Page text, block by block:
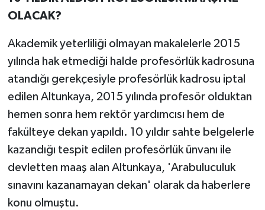
OLACAK?
Akademik yeterliliği olmayan makalelerle 2015
yılında hak etmediği halde profesörlük kadrosuna
atandığı gerekçesiyle profesörlük kadrosu iptal
edilen Altunkaya, 2015 yılında profesör olduktan
hemen sonra hem rektör yardımcısı hem de
fakülteye dekan yapıldı. 10 yıldır sahte belgelerle
kazandığı tespit edilen profesörlük ünvanı ile
devletten maaş alan Altunkaya, 'Arabuluculuk
sınavını kazanamayan dekan' olarak da haberlere
konu olmuştu.